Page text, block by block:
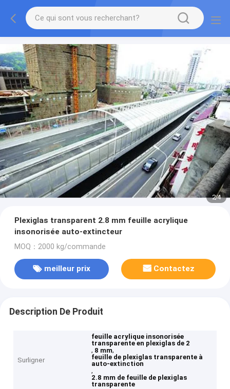
2/4
Plexiglas transparent 2.8 mm feuille acrylique
insonorisée auto-extincteur
MOQ：2000 kg/commande
meilleur prix Contactez
Description De Produit
Surligner
feuille acrylique insonorisée
transparente en plexiglas de 2
, 8 mm,
feuille de plexiglas transparente à
auto-extinction
,
2.8 mm de feuille de plexiglas
transparente